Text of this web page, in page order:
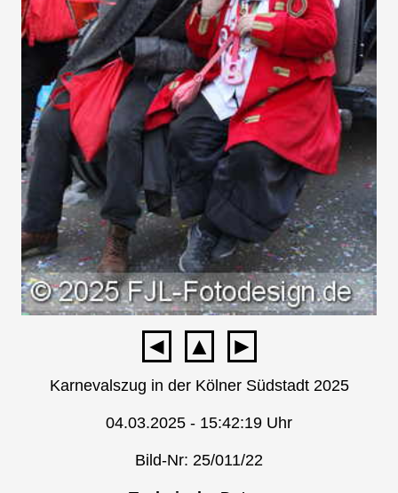
◄ ▲ ►
Karnevalszug in der Kölner Südstadt 2025
04.03.2025 - 15:42:19 Uhr
Bild-Nr: 25/011/22